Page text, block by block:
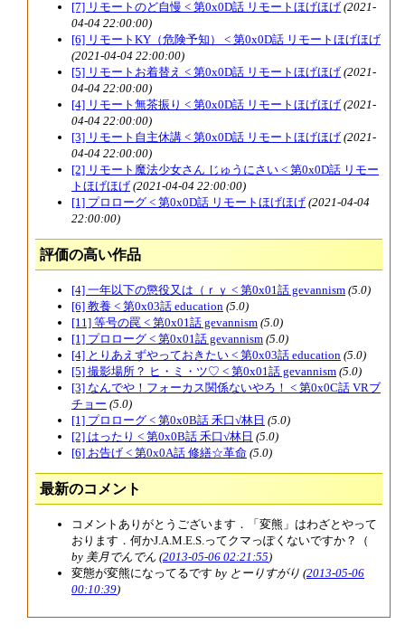
[7] リモートのど自慢 < 第0x0D話 リモートほげほげ (2021-
04-04 22:00:00)
[6] リモートKY（危険予知） < 第0x0D話 リモートほげほげ
(2021-04-04 22:00:00)
[5] リモートお着替え < 第0x0D話 リモートほげほげ (2021-
04-04 22:00:00)
[4] リモート無茶振り < 第0x0D話 リモートほげほげ (2021-
04-04 22:00:00)
[3] リモート自主休講 < 第0x0D話 リモートほげほげ (2021-
04-04 22:00:00)
[2] リモート魔法少女さん じゅうにさい < 第0x0D話 リモー
トほげほげ (2021-04-04 22:00:00)
[1] プロローグ < 第0x0D話 リモートほげほげ (2021-04-04
22:00:00)
評価の高い作品
[4] 一年以下の懲役又は（ｒｙ < 第0x01話 gevannism (5.0)
[6] 教養 < 第0x03話 education (5.0)
[11] 等号の罠 < 第0x01話 gevannism (5.0)
[1] プロローグ < 第0x01話 gevannism (5.0)
[4] とりあえずやっておきたい < 第0x03話 education (5.0)
[5] 撮影場所？ ヒ・ミ・ツ♡ < 第0x01話 gevannism (5.0)
[3] なんでや！フォーカス関係ないやろ！ < 第0x0C話 VRブ
チョー (5.0)
[1] プロローグ < 第0x0B話 禾口√林日 (5.0)
[2] はったり < 第0x0B話 禾口√林日 (5.0)
[6] お告げ < 第0x0A話 修繕☆革命 (5.0)
最新のコメント
コメントありがとうございます．「変熊」はわざとやって
おります．何かJ.A.M.E.S.ってクマっぽくないですか？（
by 美月でんでん (2013-05-06 02:21:55)
変態が変熊になってるです by とーりすがり (2013-05-06
00:10:39)